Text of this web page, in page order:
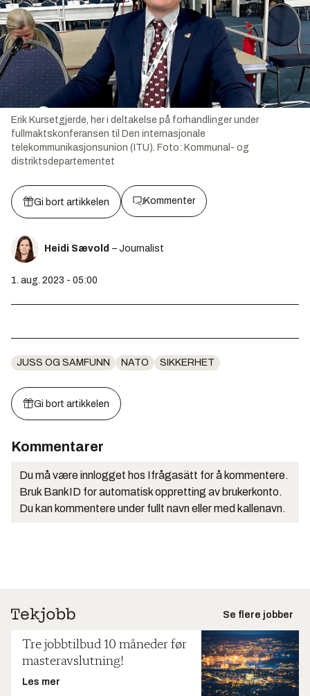
Erik Kursetgjerde, her i deltakelse på forhandlinger under
fullmaktskonferansen til Den internasjonale
telekommunikasjonsunion (ITU). Foto: Kommunal- og
distriktsdepartementet
Gi bort artikkelen Kommenter
Heidi Sævold – Journalist
1. aug. 2023 - 05:00
JUSS OG SAMFUNN NATO SIKKERHET
Gi bort artikkelen
Kommentarer
Du må være innlogget hos Ifrågasätt for å kommentere.
Bruk BankID for automatisk oppretting av brukerkonto.
Du kan kommentere under fullt navn eller med kallenavn.
Se flere jobber
Tre jobbtilbud 10 måneder før
masteravslutning!
Les mer